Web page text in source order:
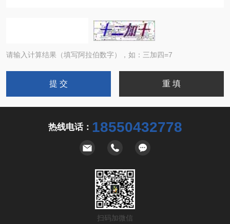
请输入计算结果（填写阿拉伯数字），如：三加四=7
热线电话： 18550432778
扫码加微信